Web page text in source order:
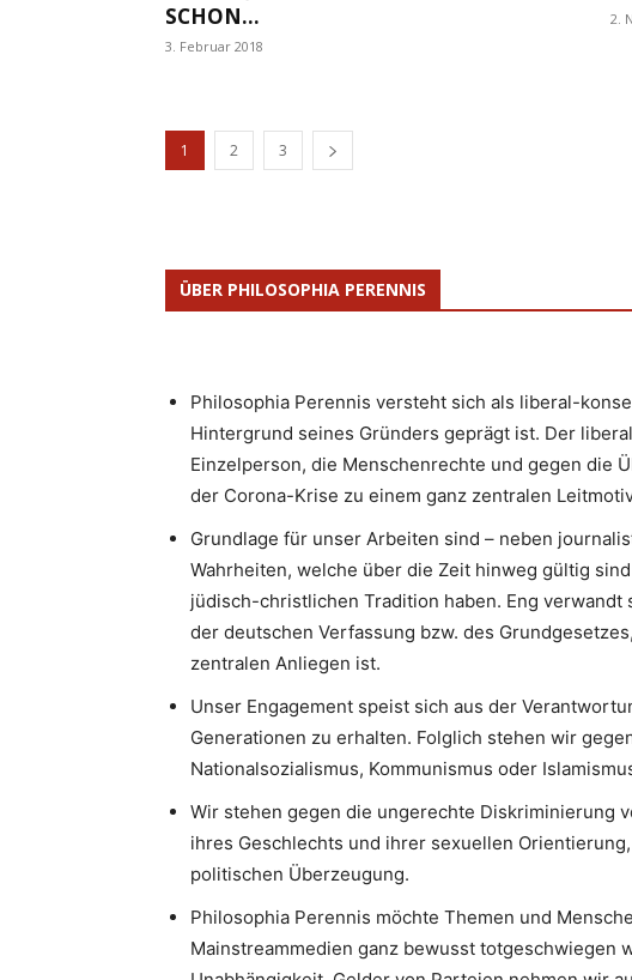
SCHON...
3. Februar 2018
2.
1 2 3
ÜBER PHILOSOPHIA PERENNIS
Philosophia Perennis versteht sich als liberal-
Hintergrund seines Gründers geprägt ist. Der
Einzelperson, die Menschenrechte und gegen die
der Corona-Krise zu einem ganz zentralen
Grundlage für unser Arbeiten sind – neben
Wahrheiten, welche über die Zeit hinweg gültig
jüdisch-christlichen Tradition haben. Eng
der deutschen Verfassung bzw. des
zentralen Anliegen ist.
Unser Engagement speist sich aus der
Generationen zu erhalten. Folglich stehen wir
Nationalsozialismus, Kommunismus oder
Wir stehen gegen die ungerechte Diskriminierung
ihres Geschlechts und ihrer sexuellen
politischen Überzeugung.
Philosophia Perennis möchte Themen und
Mainstreammedien ganz bewusst totgeschwiegen